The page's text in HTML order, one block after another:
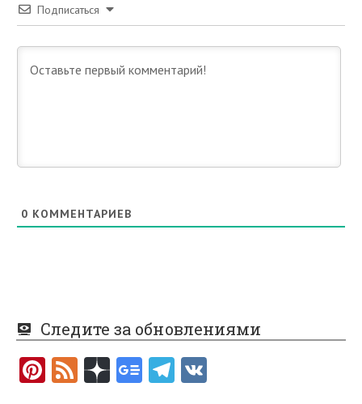
Подписаться
0 КОММЕНТАРИЕВ
Следите за обновлениями
Pi F